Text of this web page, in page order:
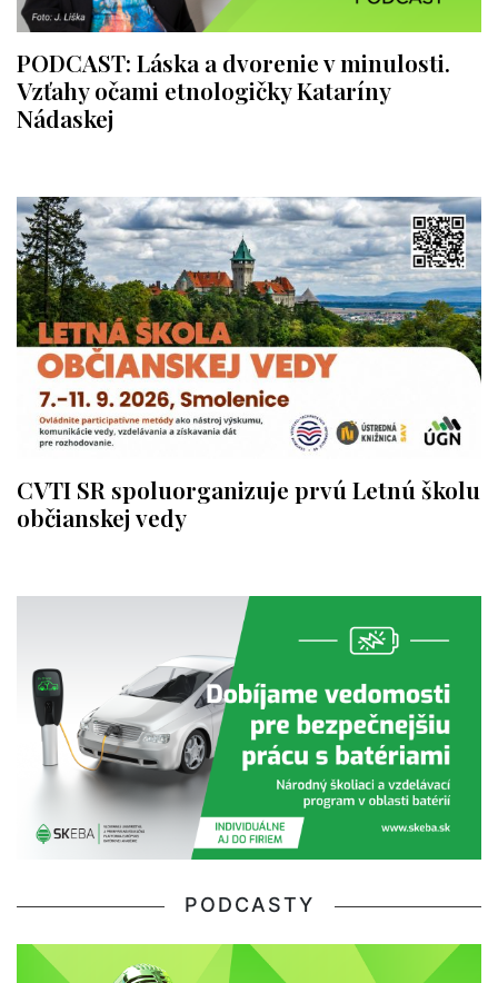
PODCAST: Láska a dvorenie v minulosti.
Vzťahy očami etnologičky Kataríny
Nádaskej
CVTI SR spoluorganizuje prvú Letnú školu
občianskej vedy
PODCASTY